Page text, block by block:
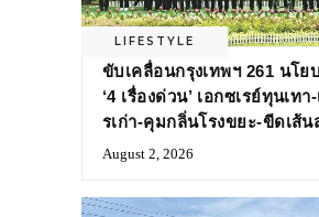
LIFESTYLE
ขับเคลื่อนกรุงเทพฯ 261 นโย
‘4 เรื่องด่วน’ เอกซเรย์ทุนเท
รเก่า-คุมกลิ่นโรงขยะ-ขีดเส้
August 2, 2026